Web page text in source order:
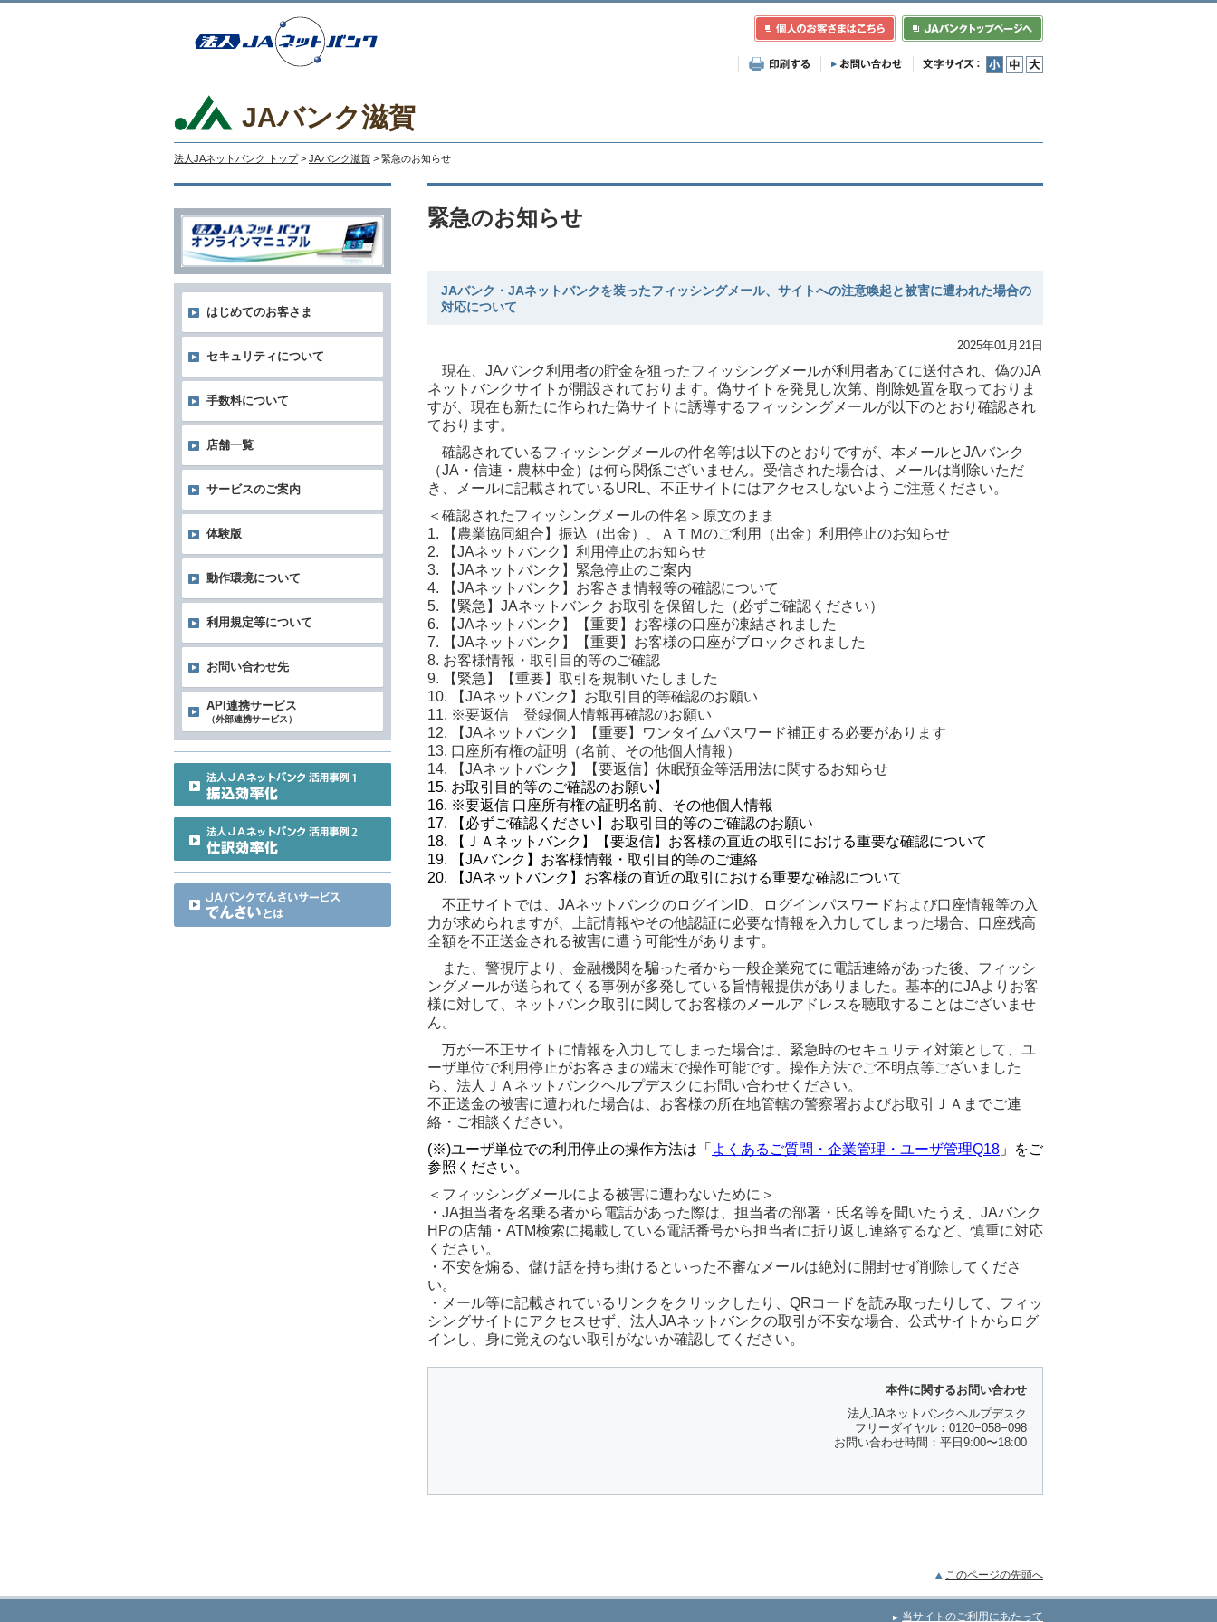
小 中 大
JAバンク滋賀
法人JAネットバンク トップ > JAバンク滋賀 > 緊急のお知らせ
緊急のお知らせ
JAバンク・JAネットバンクを装ったフィッシングメール、サイトへの注意喚起と被害に遭われた場合の
対応について
2025年01月21日
現在、JAバンク利用者の貯金を狙ったフィッシングメールが利用者あてに送付され、偽のJA
ネットバンクサイトが開設されております。偽サイトを発見し次第、削除処置を取っておりま
すが、現在も新たに作られた偽サイトに誘導するフィッシングメールが以下のとおり確認され
ております。
確認されているフィッシングメールの件名等は以下のとおりですが、本メールとJAバンク
（JA・信連・農林中金）は何ら関係ございません。受信された場合は、メールは削除いただ
き、メールに記載されているURL、不正サイトにはアクセスしないようご注意ください。
＜確認されたフィッシングメールの件名＞原文のまま
1. 【農業協同組合】振込（出金）、ＡＴＭのご利用（出金）利用停止のお知らせ
2. 【JAネットバンク】利用停止のお知らせ
3. 【JAネットバンク】緊急停止のご案内
4. 【JAネットバンク】お客さま情報等の確認について
5. 【緊急】JAネットバンク お取引を保留した（必ずご確認ください）
6. 【JAネットバンク】【重要】お客様の口座が凍結されました
7. 【JAネットバンク】【重要】お客様の口座がブロックされました
8. お客様情報・取引目的等のご確認
9. 【緊急】【重要】取引を規制いたしました
10. 【JAネットバンク】お取引目的等確認のお願い
11. ※要返信 登録個人情報再確認のお願い
12. 【JAネットバンク】【重要】ワンタイムパスワード補正する必要があります
13. 口座所有権の証明（名前、その他個人情報）
14. 【JAネットバンク】【要返信】休眠預金等活用法に関するお知らせ
15. お取引目的等のご確認のお願い】
16. ※要返信 口座所有権の証明名前、その他個人情報
17. 【必ずご確認ください】お取引目的等のご確認のお願い
18. 【ＪＡネットバンク】【要返信】お客様の直近の取引における重要な確認について
19. 【JAバンク】お客様情報・取引目的等のご連絡
20. 【JAネットバンク】お客様の直近の取引における重要な確認について
不正サイトでは、JAネットバンクのログインID、ログインパスワードおよび口座情報等の入
力が求められますが、上記情報やその他認証に必要な情報を入力してしまった場合、口座残高
全額を不正送金される被害に遭う可能性があります。
また、警視庁より、金融機関を騙った者から一般企業宛てに電話連絡があった後、フィッシ
ングメールが送られてくる事例が多発している旨情報提供がありました。基本的にJAよりお客
様に対して、ネットバンク取引に関してお客様のメールアドレスを聴取することはございませ
ん。
万が一不正サイトに情報を入力してしまった場合は、緊急時のセキュリティ対策として、ユ
ーザ単位で利用停止がお客さまの端末で操作可能です。操作方法でご不明点等ございました
ら、法人ＪＡネットバンクヘルプデスクにお問い合わせください。
不正送金の被害に遭われた場合は、お客様の所在地管轄の警察署およびお取引ＪＡまでご連
絡・ご相談ください。
(※)ユーザ単位での利用停止の操作方法は「 よくあるご質問・企業管理・ユーザ管理Q18 」をご
参照ください。
＜フィッシングメールによる被害に遭わないために＞
・JA担当者を名乗る者から電話があった際は、担当者の部署・氏名等を聞いたうえ、JAバンク
HPの店舗・ATM検索に掲載している電話番号から担当者に折り返し連絡するなど、慎重に対応
ください。
・不安を煽る、儲け話を持ち掛けるといった不審なメールは絶対に開封せず削除してくださ
い。
・メール等に記載されているリンクをクリックしたり、QRコードを読み取ったりして、フィッ
シングサイトにアクセスせず、法人JAネットバンクの取引が不安な場合、公式サイトからログ
インし、身に覚えのない取引がないか確認してください。
本件に関するお問い合わせ
法人JAネットバンクヘルプデスク
フリーダイヤル：0120−058−098
お問い合わせ時間：平日9:00〜18:00
はじめてのお客さま
セキュリティについて
手数料について
店舗一覧
サービスのご案内
体験版
動作環境について
利用規定等について
お問い合わせ先
API連携サービス
（外部連携サービス）
このページの先頭へ
当サイトのご利用にあたって